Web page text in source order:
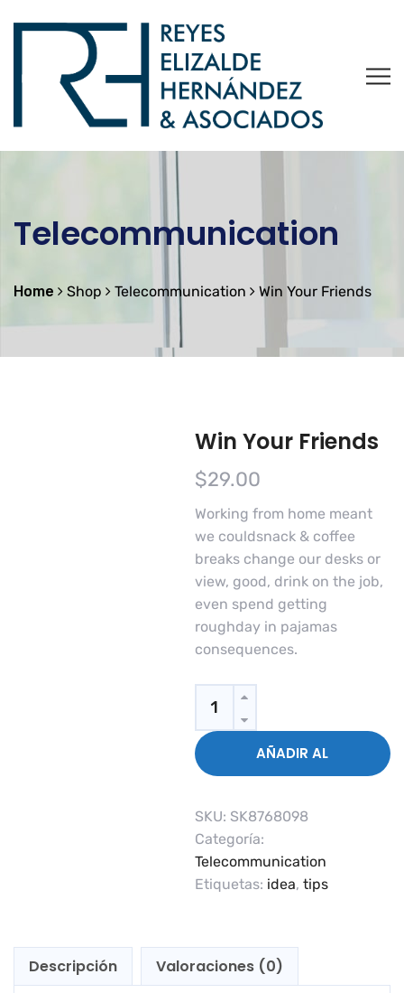
Telecommunication
Home Shop Telecommunication Win Your Friends
Win Your Friends
$29.00
Working from home meant
we couldsnack & coffee
breaks change our desks or
view, good, drink on the job,
even spend getting
roughday in pajamas
consequences.
Quantity
AÑADIR AL
SKU: SK8768098
Categoría:
Telecommunication
Etiquetas: idea, tips
Descripción Valoraciones (0)